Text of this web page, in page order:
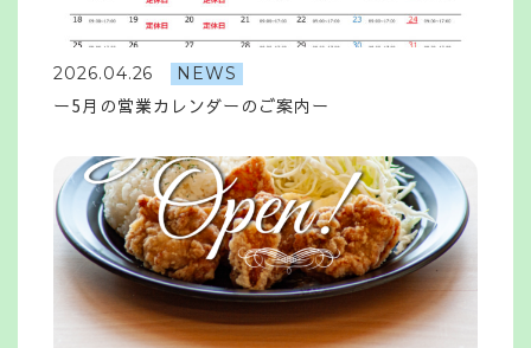
2026.04.26 NEWS
ー5月の営業カレンダーのご案内ー